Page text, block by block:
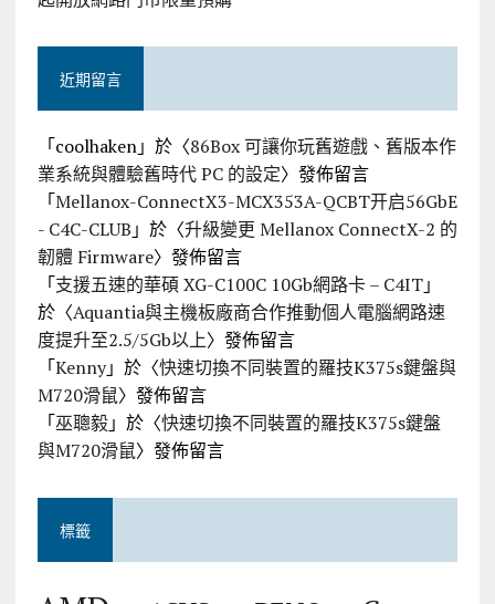
近期留言
「coolhaken」於〈86Box 可讓你玩舊遊戲、舊版本作
業系統與體驗舊時代 PC 的設定〉發佈留言
「Mellanox-ConnectX3-MCX353A-QCBT开启56GbE
- C4C-CLUB 」於〈升級變更 Mellanox ConnectX-2 的
韌體 Firmware〉發佈留言
「支援五速的華碩 XG-C100C 10Gb網路卡 – C4IT」
於〈Aquantia與主機板廠商合作推動個人電腦網路速
度提升至2.5/5Gb以上〉發佈留言
「Kenny」於〈快速切換不同裝置的羅技K375s鍵盤與
M720滑鼠〉發佈留言
「巫聰毅」於〈快速切換不同裝置的羅技K375s鍵盤
與M720滑鼠〉發佈留言
標籤